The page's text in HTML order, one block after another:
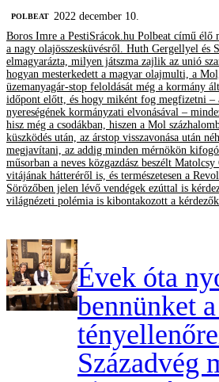
‎POLBEAT
2022 december 10.
Boros Imre a PestiSrácok.hu Polbeat című élő
a nagy olajösszesküvésről. Huth Gergellyel és
elmagyarázta, milyen játszma zajlik az unió
hogyan mesterkedett a magyar olajmulti, a
üzemanyagár-stop feloldását még a kormány
időpont előtt, és hogy miként fog megfizetni –
nyereségének kormányzati elvonásával –
hisz még a csodákban, hiszen a Mol
küszködés után, az árstop visszavonása után
megjavítani, az addig minden mérnökön kifogó
műsorban a neves közgazdász beszélt
vitájának hátteréről is, és természetesen a
Sörözőben jelen lévő vendégek ezúttal is
világnézeti polémia is kibontakozott a
Évek óta
bennünket
Századvég